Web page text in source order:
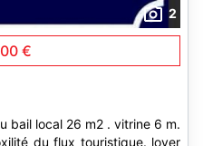
2
€
du flux touristique. loyer